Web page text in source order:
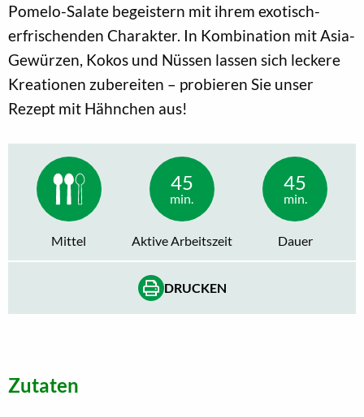
Pomelo-Salate begeistern mit ihrem exotisch-
erfrischenden Charakter. In Kombination mit Asia-
Gewürzen, Kokos und Nüssen lassen sich leckere
Kreationen zubereiten – probieren Sie unser
Rezept mit Hähnchen aus!
Mittel
45
min.
Aktive Arbeitszeit
45
min.
Dauer
DRUCKEN
Zutaten